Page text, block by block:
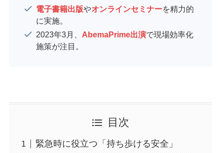
電子書籍出版やオンラインセミナーを精力的
に実施。
2023年3月、 AbemaPrime出演で現場効率化
施策が注目。
目次
緊急時に役立つ「持ち歩ける安全」